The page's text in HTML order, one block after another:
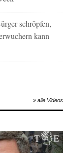
schröpfen,
kann
» alle Videos